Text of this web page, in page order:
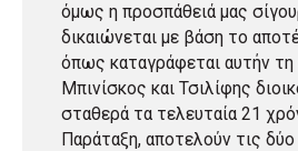
όμως η προσπάθειά μας
δικαιώνεται με βάση το
όπως καταγράφεται αυτήν τη
Μπινίσκος και Τσιλίφης
σταθερά τα τελευταία 21
Παράταξη, αποτελούν τις δύο